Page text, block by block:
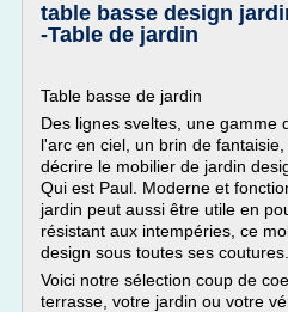
table basse design
-Table de jardin
Table basse de jardin
Des lignes sveltes, une gamme
l'arc en ciel, un brin de
décrire le mobilier de jardin
Qui est Paul. Moderne et
jardin peut aussi être utile en
résistant aux intempéries, ce
design sous toutes ses coutures.
Voici notre sélection coup de
terrasse, votre jardin ou votre